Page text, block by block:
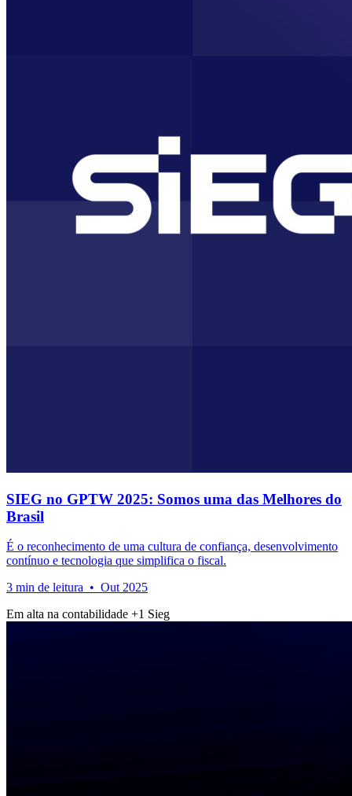
SIEG no GPTW 2025: Somos uma das Melhores do
Brasil
É o reconhecimento de uma cultura de confiança, desenvolvimento
contínuo e tecnologia que simplifica o fiscal.
3 min de leitura • Out 2025
Em alta na contabilidade +1 Sieg